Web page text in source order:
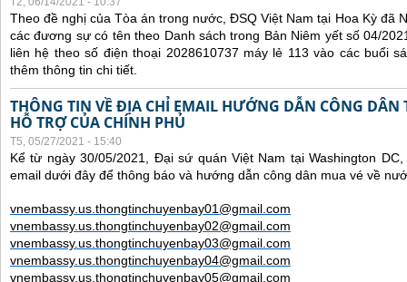
Theo đề nghị của Tòa án trong nước, ĐSQ Việt Nam tại Hoa Kỳ đã
các đương sự có tên theo Danh sách trong Bản Niêm yết số 04/
liên hệ theo số điện thoại 2028610737 máy lẻ 113 vào các buổi
thêm thông tin chi tiết.
THÔNG TIN VỀ ĐỊA CHỈ EMAIL HƯỚNG DẪN CÔNG DÂN
HỖ TRỢ CỦA CHÍNH PHỦ
T5, 05/27/2021 - 15:40
Kể từ ngày 30/05/2021, Đại sứ quán Việt Nam tại Washington
email dưới đây để thông báo và hướng dẫn công dân mua vé về
vnembassy.us.thongtinchuyenbay01@gmail.com
vnembassy.us.thongtinchuyenbay02@gmail.com
vnembassy.us.thongtinchuyenbay03@gmail.com
vnembassy.us.thongtinchuyenbay04@gmail.com
vnembassy.us.thongtinchuyenbay05@gmail.com